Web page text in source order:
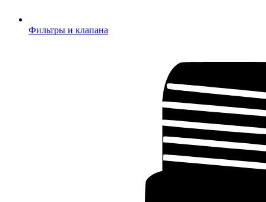
Фильтры и клапана